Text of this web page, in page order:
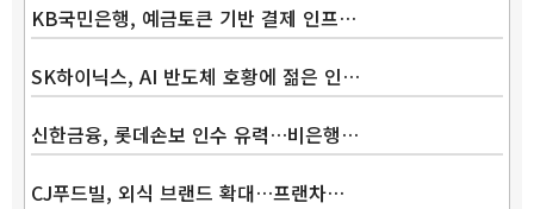
KB국민은행, 예금토큰 기반 결제 인프…
SK하이닉스, AI 반도체 호황에 젊은 인…
신한금융, 롯데손보 인수 유력…비은행…
CJ푸드빌, 외식 브랜드 확대…프랜차…